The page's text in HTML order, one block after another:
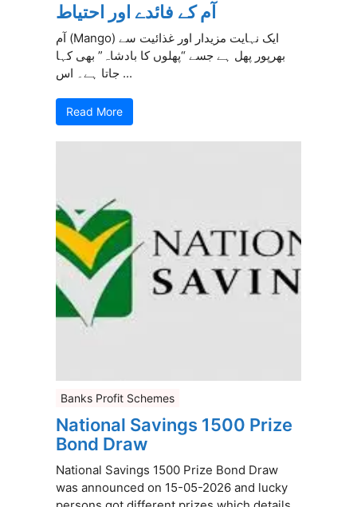
آم کے فائدے اور احتیاط
آم (Mango) ایک نہایت مزیدار اور غذائیت سے
بھرپور پھل ہے جسے “پھلوں کا بادشاہ” بھی کہا
جاتا ہے۔ اس ...
Read More
Banks Profit Schemes
National Savings 1500 Prize
Bond Draw
National Savings 1500 Prize Bond Draw
was announced on 15-05-2026 and lucky